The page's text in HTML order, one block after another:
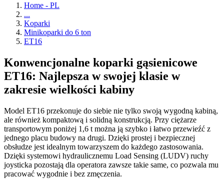
Home - PL
...
Koparki
Minikoparki do 6 ton
ET16
Konwencjonalne koparki gąsienicowe
ET16: Najlepsza w swojej klasie w
zakresie wielkości kabiny
Model ET16 przekonuje do siebie nie tylko swoją wygodną kabiną,
ale również kompaktową i solidną konstrukcją. Przy ciężarze
transportowym poniżej 1,6 t można ją szybko i łatwo przewieźć z
jednego placu budowy na drugi. Dzięki prostej i bezpiecznej
obsłudze jest idealnym towarzyszem do każdego zastosowania.
Dzięki systemowi hydraulicznemu Load Sensing (LUDV) ruchy
joysticka pozostają dla operatora zawsze takie same, co pozwala mu
pracować wygodnie i bez zmęczenia.